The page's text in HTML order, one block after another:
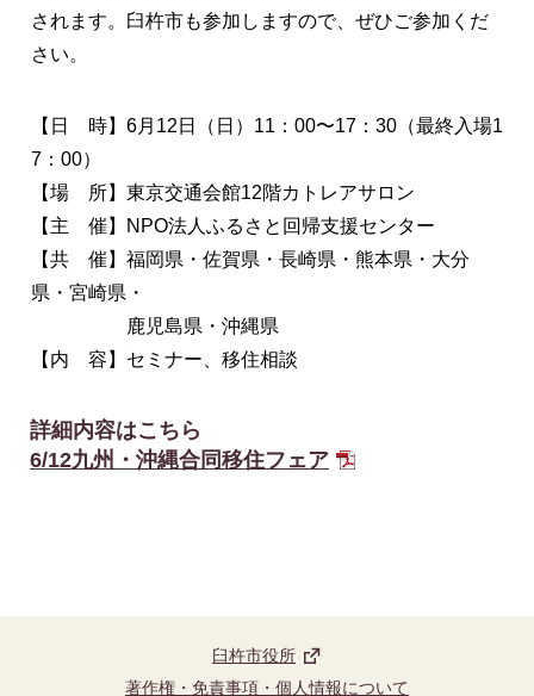
されます。臼杵市も参加しますので、ぜひご参加くだ
さい。
【日 時】6月12日（日）11：00〜17：30（最終入場1
7：00）
【場 所】東京交通会館12階カトレアサロン
【主 催】NPO法人ふるさと回帰支援センター
【共 催】福岡県・佐賀県・長崎県・熊本県・大分
県・宮崎県・
鹿児島県・沖縄県
【内 容】セミナー、移住相談
詳細内容はこちら
6/12九州・沖縄合同移住フェア
臼杵市役所
著作権・免責事項・個人情報について